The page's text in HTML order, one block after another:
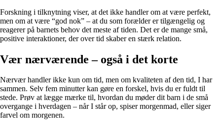
Forskning i tilknytning viser, at det ikke handler om at være perfekt,
men om at være “god nok” – at du som forælder er tilgængelig og
reagerer på barnets behov det meste af tiden. Det er de mange små,
positive interaktioner, der over tid skaber en stærk relation.
Vær nærværende – også i det korte
Nærvær handler ikke kun om tid, men om kvaliteten af den tid, I har
sammen. Selv fem minutter kan gøre en forskel, hvis du er fuldt til
stede. Prøv at lægge mærke til, hvordan du møder dit barn i de små
overgange i hverdagen – når I står op, spiser morgenmad, eller siger
farvel om morgenen.